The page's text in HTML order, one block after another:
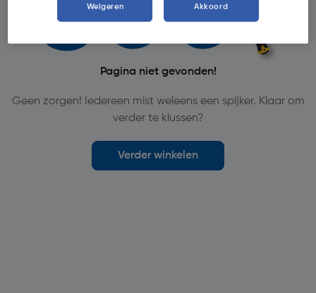
Pagina niet gevonden!
Geen zorgen! Iedereen mist weleens een spijker. Klaar om
verder te klussen?
Verder winkelen
Weigeren Akkoord